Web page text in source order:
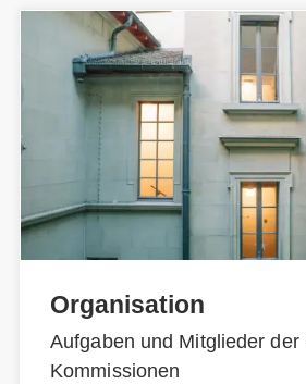
Organisation
Aufgaben und Mitglieder der
Kommissionen